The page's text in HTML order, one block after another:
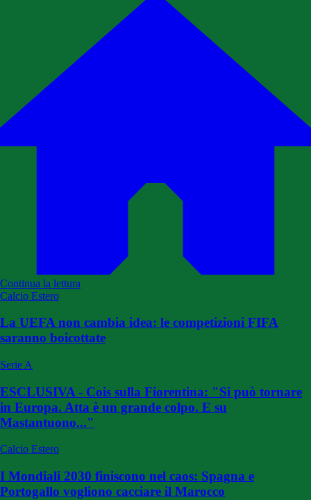
Continua la lettura
Calcio Estero
La UEFA non cambia idea: le competizioni FIFA
saranno boicottate
Serie A
ESCLUSIVA - Cois sulla Fiorentina: "Si può tornare
in Europa. Atta è un grande colpo. E su
Mastantuono..."
Calcio Estero
I Mondiali 2030 finiscono nel caos: Spagna e
Portogallo vogliono cacciare il Marocco